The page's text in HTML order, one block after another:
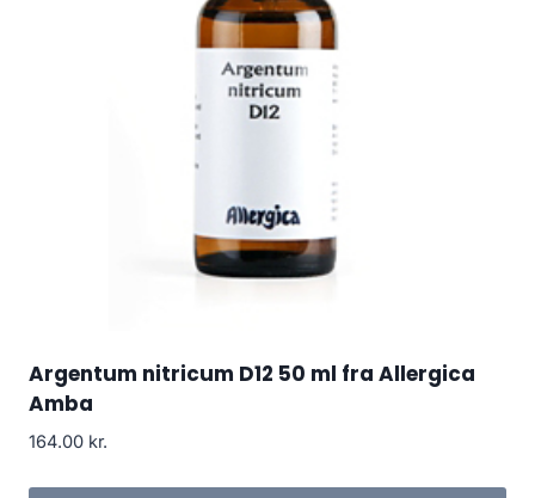
Argentum nitricum D12 50 ml fra Allergica
Amba
164.00 kr.